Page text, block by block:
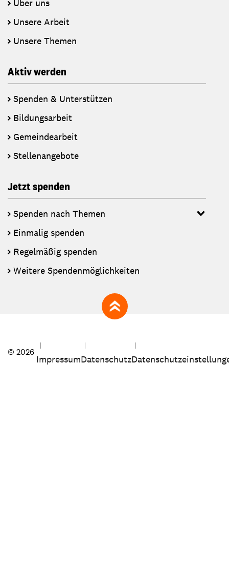
Über uns
Unsere Arbeit
Unsere Themen
Aktiv werden
Spenden & Unterstützen
Bildungsarbeit
Gemeindearbeit
Stellenangebote
Jetzt spenden
Spenden nach Themen
Einmalig spenden
Regelmäßig spenden
Weitere Spendenmöglichkeiten
zum Seitenanfang
© 2026
ImpressumDatenschutz